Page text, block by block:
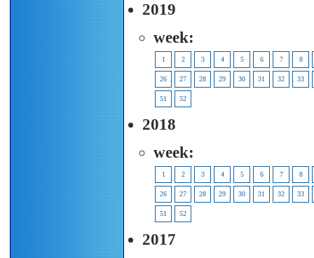
2019
week:
1 2 3 4 5 6 7 8
26 27 28 29 30 31 32 33
51 52
2018
week:
1 2 3 4 5 6 7 8
26 27 28 29 30 31 32 33
51 52
2017